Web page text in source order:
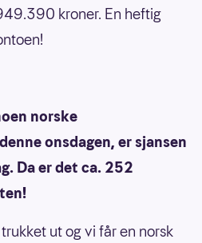
kroner. En heftig
norske
onsdagen, er sjansen
Da er det ca. 252
ut og vi får en norsk